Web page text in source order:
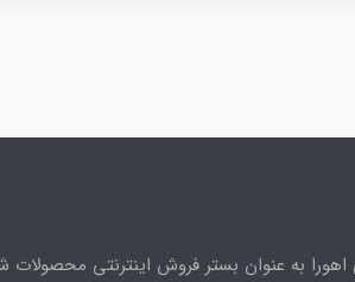
اهورا به عنوان بستر فروش اینترنتی